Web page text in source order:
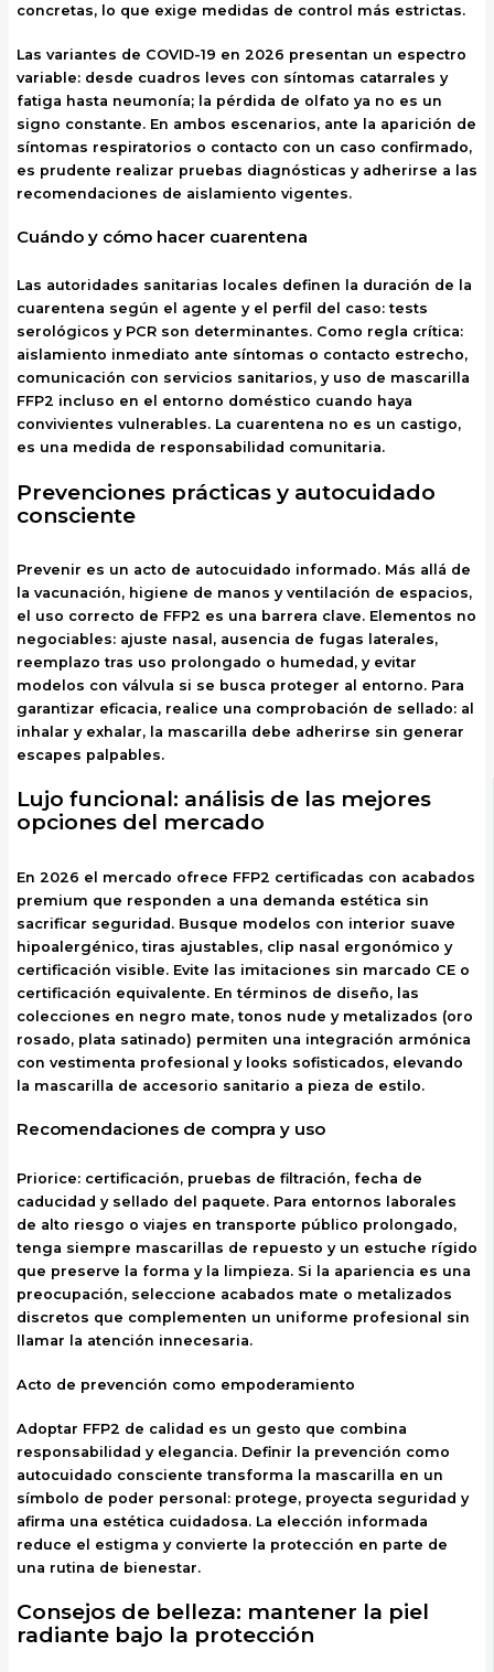
concretas, lo que exige medidas de control más estrictas.
Las variantes de COVID-19 en 2026 presentan un espectro
variable: desde cuadros leves con síntomas catarrales y
fatiga hasta neumonía; la pérdida de olfato ya no es un
signo constante. En ambos escenarios, ante la aparición de
síntomas respiratorios o contacto con un caso confirmado,
es prudente realizar pruebas diagnósticas y adherirse a las
recomendaciones de aislamiento vigentes.
Cuándo y cómo hacer cuarentena
Las autoridades sanitarias locales definen la duración de la
cuarentena según el agente y el perfil del caso: tests
serológicos y PCR son determinantes. Como regla crítica:
aislamiento inmediato ante síntomas o contacto estrecho,
comunicación con servicios sanitarios, y uso de mascarilla
FFP2 incluso en el entorno doméstico cuando haya
convivientes vulnerables. La cuarentena no es un castigo,
es una medida de responsabilidad comunitaria.
Prevenciones prácticas y autocuidado
consciente
Prevenir es un acto de autocuidado informado. Más allá de
la vacunación, higiene de manos y ventilación de espacios,
el uso correcto de FFP2 es una barrera clave. Elementos no
negociables: ajuste nasal, ausencia de fugas laterales,
reemplazo tras uso prolongado o humedad, y evitar
modelos con válvula si se busca proteger al entorno. Para
garantizar eficacia, realice una comprobación de sellado: al
inhalar y exhalar, la mascarilla debe adherirse sin generar
escapes palpables.
Lujo funcional: análisis de las mejores
opciones del mercado
En 2026 el mercado ofrece FFP2 certificadas con acabados
premium que responden a una demanda estética sin
sacrificar seguridad. Busque modelos con interior suave
hipoalergénico, tiras ajustables, clip nasal ergonómico y
certificación visible. Evite las imitaciones sin marcado CE o
certificación equivalente. En términos de diseño, las
colecciones en negro mate, tonos nude y metalizados (oro
rosado, plata satinado) permiten una integración armónica
con vestimenta profesional y looks sofisticados, elevando
la mascarilla de accesorio sanitario a pieza de estilo.
Recomendaciones de compra y uso
Priorice: certificación, pruebas de filtración, fecha de
caducidad y sellado del paquete. Para entornos laborales
de alto riesgo o viajes en transporte público prolongado,
tenga siempre mascarillas de repuesto y un estuche rígido
que preserve la forma y la limpieza. Si la apariencia es una
preocupación, seleccione acabados mate o metalizados
discretos que complementen un uniforme profesional sin
llamar la atención innecesaria.
Acto de prevención como empoderamiento
Adoptar FFP2 de calidad es un gesto que combina
responsabilidad y elegancia. Definir la prevención como
autocuidado consciente transforma la mascarilla en un
símbolo de poder personal: protege, proyecta seguridad y
afirma una estética cuidadosa. La elección informada
reduce el estigma y convierte la protección en parte de
una rutina de bienestar.
Consejos de belleza: mantener la piel
radiante bajo la protección